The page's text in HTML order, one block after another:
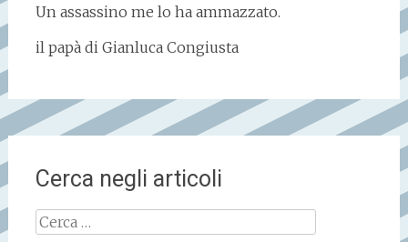
Un assassino me lo ha ammazzato.
il papà di Gianluca Congiusta
Cerca negli articoli
Ricerca